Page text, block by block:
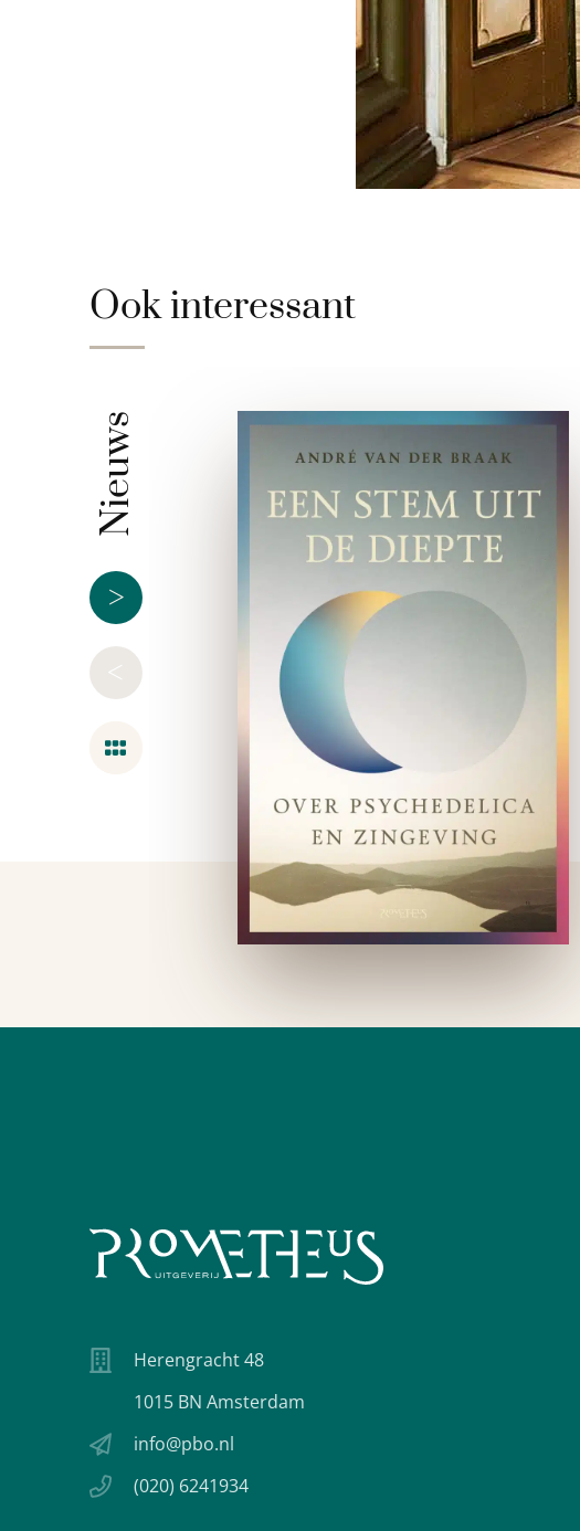
Ook interessant
Nieuws
>
<
Herengracht 48
1015 BN Amsterdam
info@pbo.nl
(020) 6241934